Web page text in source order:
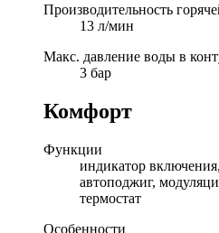
Производительность
13 л/мин
Макс. давление воды в
3 бар
Комфорт
Функции
индикатор
автоподжиг,
термостат
Особенности